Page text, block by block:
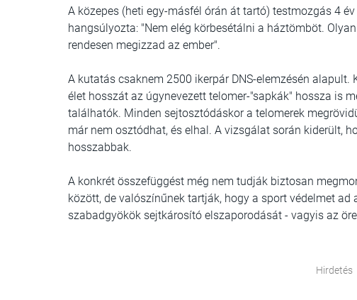
A közepes (heti egy-másfél órán át tartó) testmozgás 4
hangsúlyozta: "Nem elég körbesétálni a háztömböt.
rendesen megizzad az ember".
A kutatás csaknem 2500 ikerpár DNS-elemzésén
élet hosszát az úgynevezett telomer-"sapkák" hossza is
találhatók. Minden sejtosztódáskor a telomerek
már nem osztódhat, és elhal. A vizsgálat során kiderült,
hosszabbak.
A konkrét összefüggést még nem tudják biztosan
között, de valószínűnek tartják, hogy a sport védelmet ad
szabadgyökök sejtkárosító elszaporodását - vagyis az
Hirdetés